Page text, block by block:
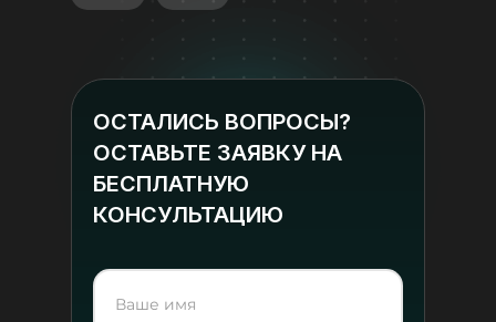
ОСТАЛИСЬ ВОПРОСЫ?
ОСТАВЬТЕ ЗАЯВКУ НА
БЕСПЛАТНУЮ
КОНСУЛЬТАЦИЮ